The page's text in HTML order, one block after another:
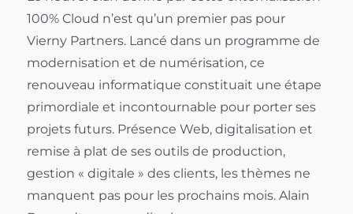
100% Cloud n’est qu’un premier pas pour
Vierny Partners. Lancé dans un programme de
modernisation et de numérisation, ce
renouveau informatique constituait une étape
primordiale et incontournable pour porter ses
projets futurs. Présence Web, digitalisation et
remise à plat de ses outils de production,
gestion « digitale » des clients, les thèmes ne
manquent pas pour les prochains mois. Alain